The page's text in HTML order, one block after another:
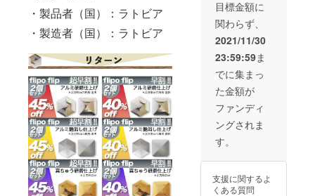
・製品者（国）：ラトビア
・製造者（国）：ラトビア
目標金額に
関わらず、
2021/11/30
23:59:59ま
でに集まっ
た金額が
ファンディ
ングされま
す。
支援に関するよ
くある質問